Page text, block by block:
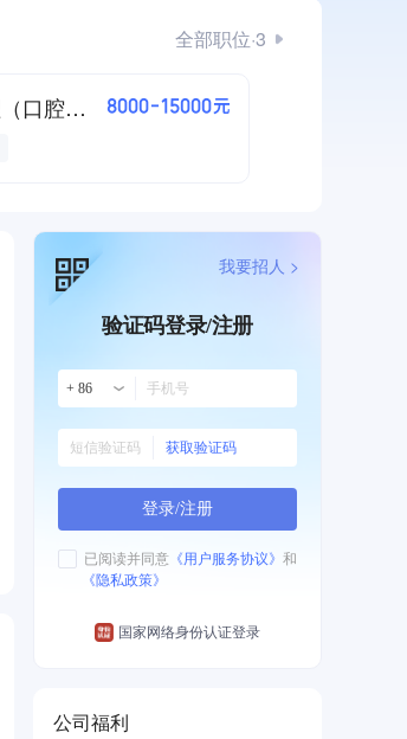
全部职位·3
浙江区域销售经理（口腔高值耗材） 8000-15000元
验证码登录/注册
+ 86
获取验证码
登录/注册
已阅读并同意 《用户服务协议》 和
《隐私政策》
国家网络身份认证登录
我要招人 >
公司福利